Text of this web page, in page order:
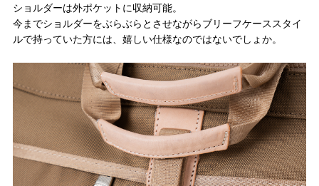
ショルダーは外ポケットに収納可能。
今までショルダーをぶらぶらとさせながらブリーフケーススタイ
ルで持っていた方には、嬉しい仕様なのではないでしょか。